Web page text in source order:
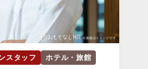
スタッフ
ホテル・旅館